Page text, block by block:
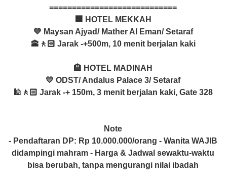
============================
🏢 HOTEL MEKKAH
💛 Maysan Ajyad/ Mather Al Eman/ Setaraf
🕋🚶🏻 Jarak -+500m, 10 menit berjalan kaki
🏨 HOTEL MADINAH
💛 ODST/ Andalus Palace 3/ Setaraf
🕌🚶🏻 Jarak -+ 150m, 3 menit berjalan kaki, Gate 328
Note
- Pendaftaran DP: Rp 10.000.000/orang - Wanita WAJIB
didampingi mahram - Harga & Jadwal sewaktu-waktu
bisa berubah, tanpa mengurangi nilai ibadah